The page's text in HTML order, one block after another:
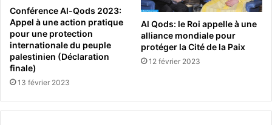
Conférence Al-Qods 2023:
Appel à une action pratique
pour une protection
internationale du peuple
palestinien (Déclaration
finale)
13 février 2023
Al Qods: le Roi appelle à une
alliance mondiale pour
protéger la Cité de la Paix
12 février 2023